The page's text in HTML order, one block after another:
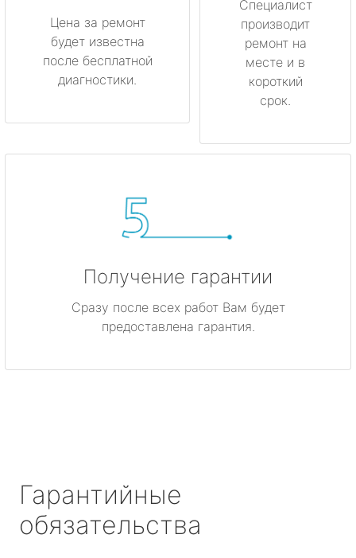
Цена за ремонт
будет известна
после бесплатной
диагностики.
Специалист
производит
ремонт на
месте и в
короткий
срок.
Получение гарантии
Сразу после всех работ Вам будет
предоставлена гарантия.
Гарантийные
обязательства